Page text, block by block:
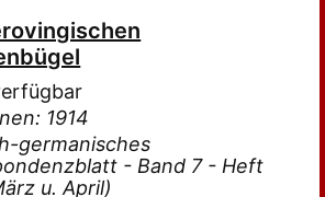
1914
germanisches
- Band 7 - Heft
u. April)